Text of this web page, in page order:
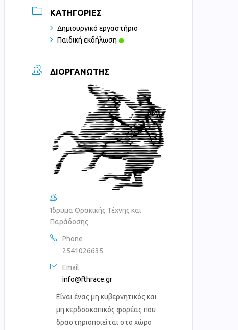
ΚΑΤΗΓΟΡΊΕΣ
Δημιουργικό εργαστήριο
Παιδική εκδήλωση
ΔΙΟΡΓΑΝΩΤΉΣ
Ίδρυμα Θρακικής Τέχνης και
Παράδοσης
Phone
2541026635
Email
info@fthrace.gr
Είναι ένας μη κυβερνητικός και
μη κερδοσκοπικός φορέας που
δραστηριοποιείται στο χώρο